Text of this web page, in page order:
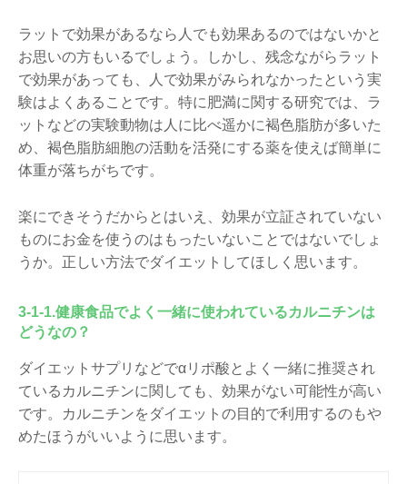
ラットで効果があるなら人でも効果あるのではないかと
お思いの方もいるでしょう。しかし、残念ながらラット
で効果があっても、人で効果がみられなかったという実
験はよくあることです。特に肥満に関する研究では、ラ
ットなどの実験動物は人に比べ遥かに褐色脂肪が多いた
め、褐色脂肪細胞の活動を活発にする薬を使えば簡単に
体重が落ちがちです。
楽にできそうだからとはいえ、効果が立証されていない
ものにお金を使うのはもったいないことではないでしょ
うか。正しい方法でダイエットしてほしく思います。
3-1-1.健康食品でよく一緒に使われているカルニチンは
どうなの？
ダイエットサプリなどでαリポ酸とよく一緒に推奨され
ているカルニチンに関しても、効果がない可能性が高い
です。カルニチンをダイエットの目的で利用するのもや
めたほうがいいように思います。